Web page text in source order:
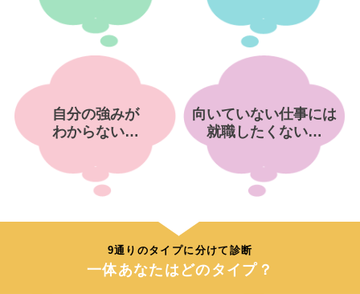
自分の強みが
わからない…
向いていない仕事には
就職したくない…
9通りのタイプに分けて診断
一体あなたはどのタイプ？